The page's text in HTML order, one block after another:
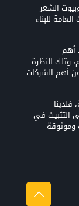
الشعر
للبناء
أهم
وتلك النظرة
أهم الشركات
فلدينا
التثبيت في
وموثوقة